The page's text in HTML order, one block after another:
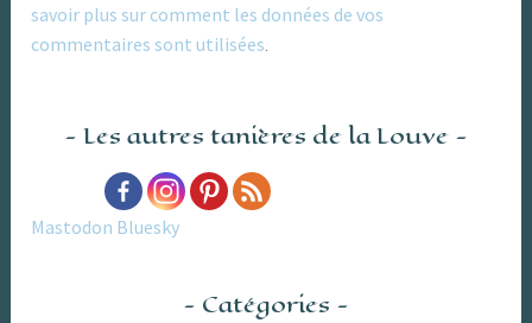
savoir plus sur comment les données de vos
commentaires sont utilisées
Les autres tanières de la Louve
Mastodon Bluesky
Catégories